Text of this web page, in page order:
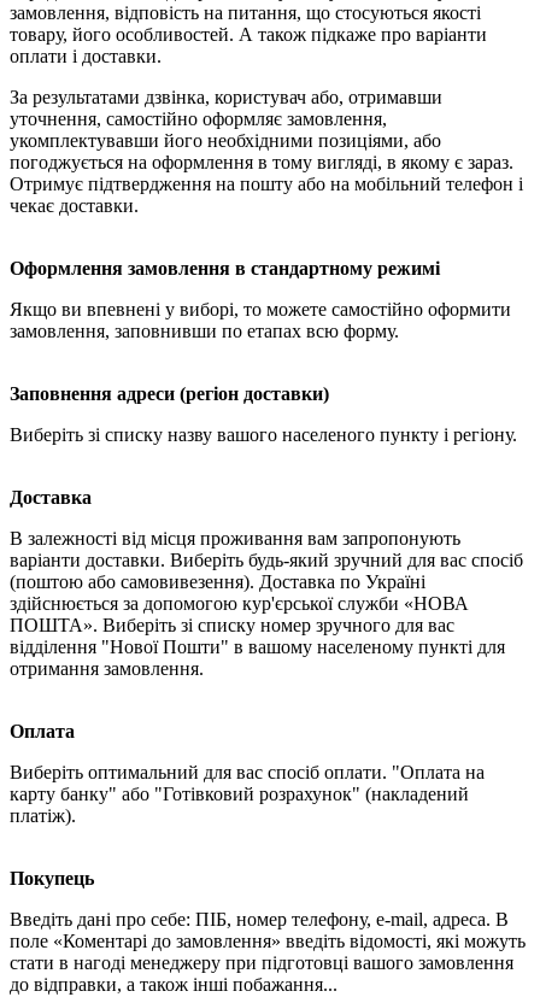
замовлення, відповість на питання, що стосуються якості
товару, його особливостей. А також підкаже про варіанти
оплати і доставки.
За результатами дзвінка, користувач або, отримавши
уточнення, самостійно оформляє замовлення,
укомплектувавши його необхідними позиціями, або
погоджується на оформлення в тому вигляді, в якому є зараз.
Отримує підтвердження на пошту або на мобільний телефон і
чекає доставки.
Оформлення замовлення в стандартному режимі
Якщо ви впевнені у виборі, то можете самостійно оформити
замовлення, заповнивши по етапах всю форму.
Заповнення адреси (регіон доставки)
Виберіть зі списку назву вашого населеного пункту і регіону.
Доставка
В залежності від місця проживання вам запропонують
варіанти доставки. Виберіть будь-який зручний для вас спосіб
(поштою або самовивезення). Доставка по Україні
здійснюється за допомогою кур'єрської служби «НОВА
ПОШТА». Виберіть зі списку номер зручного для вас
відділення "Нової Пошти" в вашому населеному пункті для
отримання замовлення.
Оплата
Виберіть оптимальний для вас спосіб оплати. "Оплата на
карту банку" або "Готівковий розрахунок" (накладений
платіж).
Покупець
Введіть дані про себе: ПІБ, номер телефону, e-mail, адреса. В
поле «Коментарі до замовлення» введіть відомості, які можуть
стати в нагоді менеджеру при підготовці вашого замовлення
до відправки, а також інші побажання...